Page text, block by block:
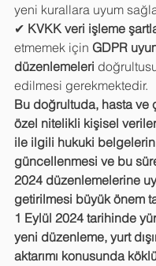
yeni kurallara uyum
✔ KVKK veri işleme
etmemek için GDPR
düzenlemeleri
edilmesi gerekmektedir.
Bu doğrultuda, hasta ve
özel nitelikli kişisel
ile ilgili hukuki belgelerin
güncellenmesi ve bu
2024 düzenlemelerine
getirilmesi büyük önem
1 Eylül 2024 tarihinde
yeni düzenleme, yurt
aktarımı konusunda